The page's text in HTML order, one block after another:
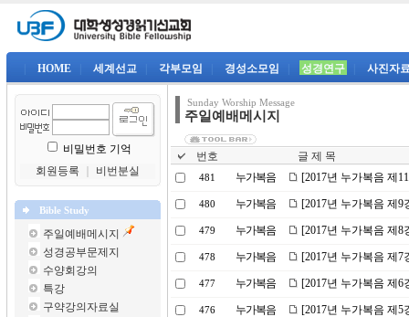
HOME 세계선교 각부모임 경성소모임 성경연구 사진자
비밀번호 기억
회원등록
비번분실
Bible Study
주일예배메시지
성경공부문제지
수양회강의
특강
구약강의자료실
Sunday Worship Message
주일예배메시지
번호 글 제 목
481 누가복음 [2017년 누가복음 제
480 누가복음 [2017년 누가복음 제
479 누가복음 [2017년 누가복음 제
478 누가복음 [2017년 누가복음 제
477 누가복음 [2017년 누가복음 제
476 누가복음 [2017년 누가복음 제